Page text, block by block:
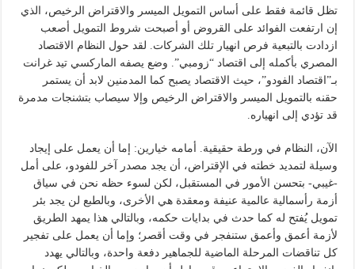
تظل قائمة فقط على أساس التمويل الميسر والاقتراض الرخيص، الذي
إن ارتفعت الفوائد على القروض أو أصبحت شروط التمويل أصعب
ازدادت بالتبعية فرص انهيار تلك الشركات. لقد حول النظام الاقتصاد
المصري بأكمله إلى اقتصاد “زومبي”. وضع يصفه الماركسي تيد غرانت
بـ”اقتصاد الفودو”، حيث الاقتصاد يصبح كما المدمنين لابد أن يستمر
حقنه بالتمويل الميسر والاقتراض الرخيص وإلا سيصاب بتشنجات مدمرة
قد تؤدي إلى انهياره.
الآن، النظام في ورطة حقيقية. أمامه خيارين: إما أن يعمل على إيجاد
وسيلة لتمديد خطته في الإقتراض، أن يجد مصدر آخر للفودو، على أمل
-غيبي- بتحسن الأمور في المستقبل، لكن لسوء حظه نحن في سياق
أزمة رأسمالية عالمية عنيفة ومعقدة هي الأخرى، وبالطبع لن يجد بئر
تمويل يُفتح له كما حدث في بدايات حكمه، وبالتالي هذا يمهد الطريق
لأزمة أعمق وأعمق ستنفجر في وقت أقصر؛ وإما أن يعمل على تفجير
كل تناقضات المرحلة الماضية للجماهير دفعة واحدة، وبالتالي يهدد